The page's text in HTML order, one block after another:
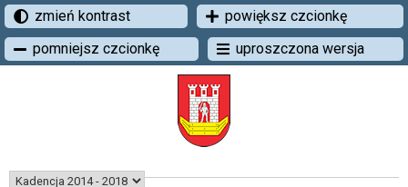
zmień kontrast
powiększ czcionkę
pomniejsz czcionkę
uproszczona wersja